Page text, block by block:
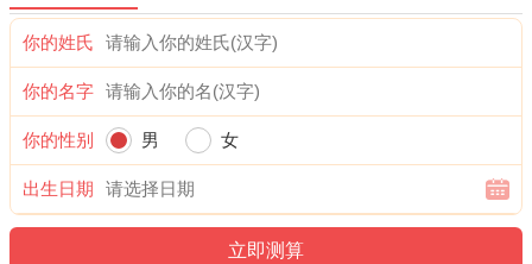
诗云：
定可魁货及安床，结婚合和百代昌；安葬平基亦可用，不宜见
官说短长。
修造用之相无虑，粮解逢之都不良；入宅作灶莫大意，如有紫
薇亦无妨。
十二值神：明堂 — 吉：俗称“大黄道日”。古籍云：贵人星，
明辅星，利见大人，利有攸往，怕作必成。
你的姓氏
你的名字
你的性别 男 女
出生日期